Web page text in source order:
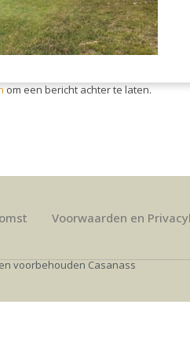
om een bericht achter te laten.
Voorwaarden en
voorbehouden Casanass